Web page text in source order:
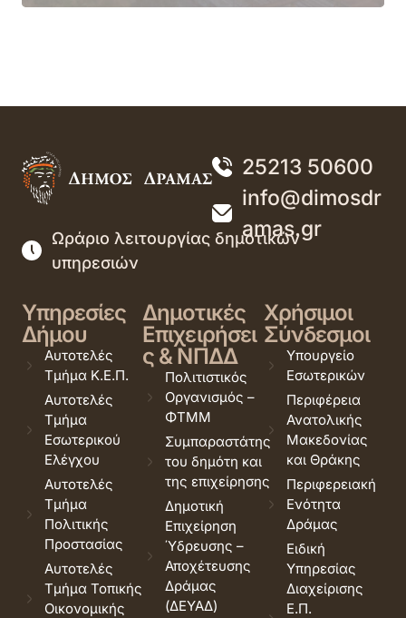
25213 50600
info@dimosdr
amas.gr
Ωράριο λειτουργίας δημοτικών
υπηρεσιών
Υπηρεσίες
Δήμου
Αυτοτελές
Τμήμα Κ.Ε.Π.
Αυτοτελές
Τμήμα
Εσωτερικού
Ελέγχου
Αυτοτελές
Τμήμα
Πολιτικής
Προστασίας
Αυτοτελές
Τμήμα Τοπικής
Οικονομικής
Δημοτικές
Επιχειρήσει
ς & ΝΠΔΔ
Πολιτιστικός
Οργανισμός –
ΦΤΜΜ
Συμπαραστάτης
του δημότη και
της επιχείρησης
Δημοτική
Επιχείρηση
Ύδρευσης –
Αποχέτευσης
Δράμας
(ΔΕΥΑΔ)
Χρήσιμοι
Σύνδεσμοι
Υπουργείο
Εσωτερικών
Περιφέρεια
Ανατολικής
Μακεδονίας
και Θράκης
Περιφερειακή
Ενότητα
Δράμας
Ειδική
Υπηρεσίας
Διαχείρισης
Ε.Π.